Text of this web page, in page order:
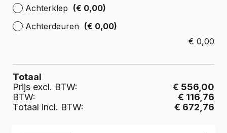
Achterklep (€ 0,00)
Achterdeuren (€ 0,00)
€ 0,00
Totaal
Prijs excl. BTW:
€ 556,00
BTW:
€ 116,76
Totaal incl. BTW:
€ 672,76